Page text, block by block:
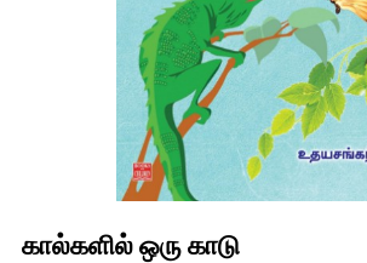
கால்களில் ஒரு காடு